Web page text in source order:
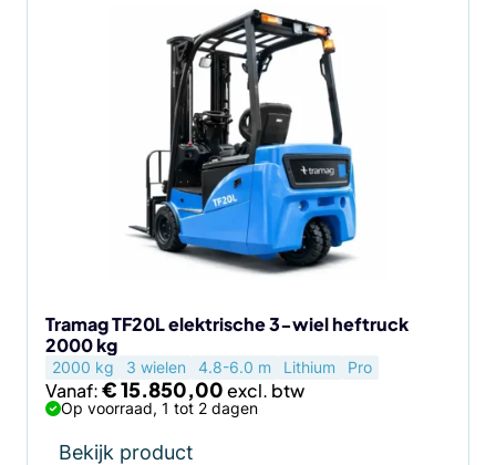
Tramag TF20L elektrische 3-wiel heftruck
2000 kg
2000 kg 3 wielen 4.8-6.0 m Lithium Pro
Vanaf:€15.850,00
Op voorraad, 1 tot 2 dagen
Bekijk product
de
productpagina